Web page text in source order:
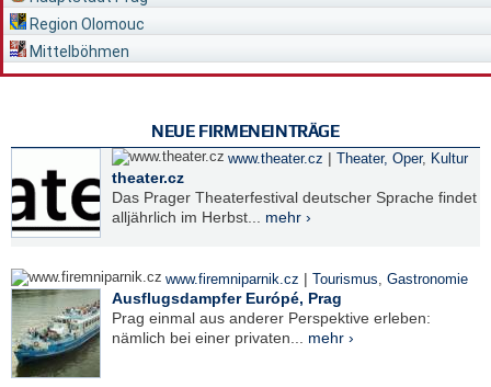
Region Olomouc
Mittelböhmen
NEUE FIRMENEINTRÄGE
www.theater.cz | Theater, Oper, Kultur
theater.cz
Das Prager Theaterfestival deutscher Sprache findet
alljährlich im Herbst... mehr ›
www.firemniparnik.cz | Tourismus, Gastronomie
Ausflugsdampfer Európé, Prag
Prag einmal aus anderer Perspektive erleben:
nämlich bei einer privaten... mehr ›